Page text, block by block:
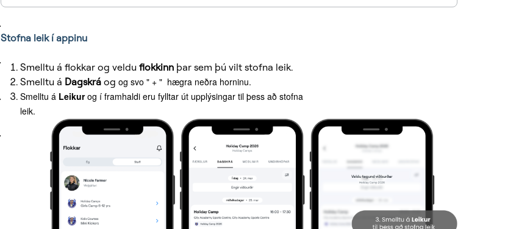
Stofna leik í appinu
Smelltu á flokkar og velduflokkinn þar sem þú vilt stofna leik.
Smelltu á Dagskrá ogog svo " + " hægra neðra horninu.
Smelltu á Leikurog í framhaldi eru fylltar út upplýsingar til þess að stofna
leik.